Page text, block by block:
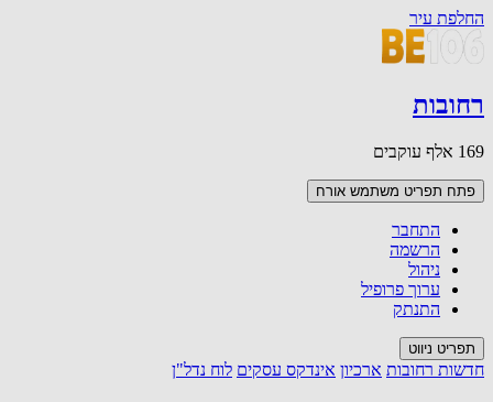
החלפת עיר
רחובות
169 אלף עוקבים
פתח תפריט משתמש אורח
התחבר
הרשמה
ניהול
ערוך פרופיל
התנתק
תפריט ניווט
חדשות רחובות ארכיון אינדקס עסקים לוח נדל"ן